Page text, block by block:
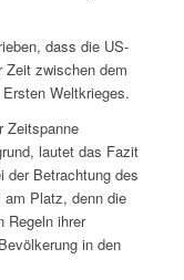
dass die US-
Zeit zwischen dem
Weltkrieges.
Zeitspanne
lautet das Fazit
der Betrachtung des
Platz, denn die
Regeln ihrer
in den